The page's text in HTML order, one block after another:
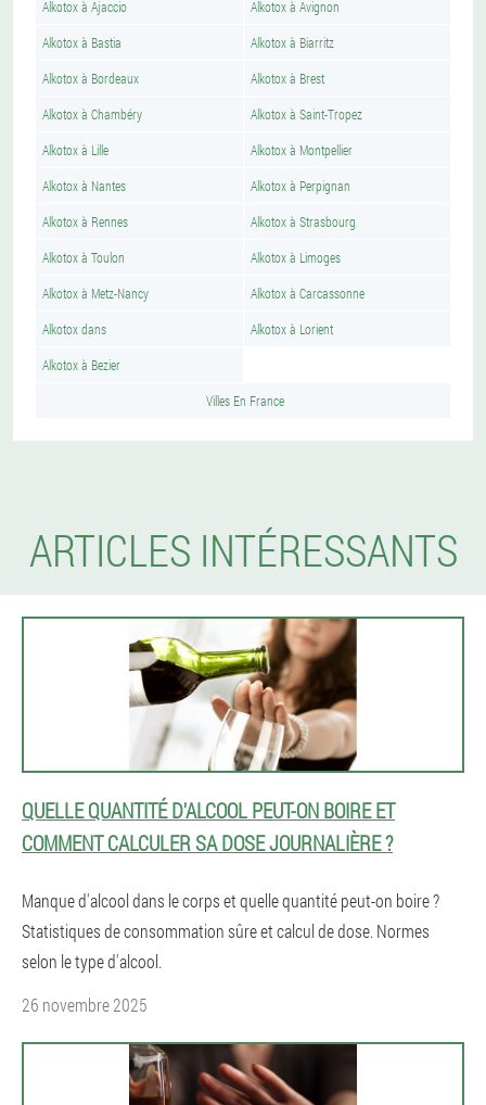
Alkotox à Ajaccio Alkotox à Avignon
Alkotox à Bastia Alkotox à Biarritz
Alkotox à Bordeaux Alkotox à Brest
Alkotox à Chambéry Alkotox à Saint-Tropez
Alkotox à Lille Alkotox à Montpellier
Alkotox à Nantes Alkotox à Perpignan
Alkotox à Rennes Alkotox à Strasbourg
Alkotox à Toulon Alkotox à Limoges
Alkotox à Metz-Nancy Alkotox à Carcassonne
Alkotox dans Alkotox à Lorient
Alkotox à Bezier
Villes En France
ARTICLES INTÉRESSANTS
QUELLE QUANTITÉ D'ALCOOL PEUT-ON BOIRE ET
COMMENT CALCULER SA DOSE JOURNALIÈRE ?
Manque d'alcool dans le corps et quelle quantité peut-on boire ?
Statistiques de consommation sûre et calcul de dose. Normes
selon le type d'alcool.
26 novembre 2025